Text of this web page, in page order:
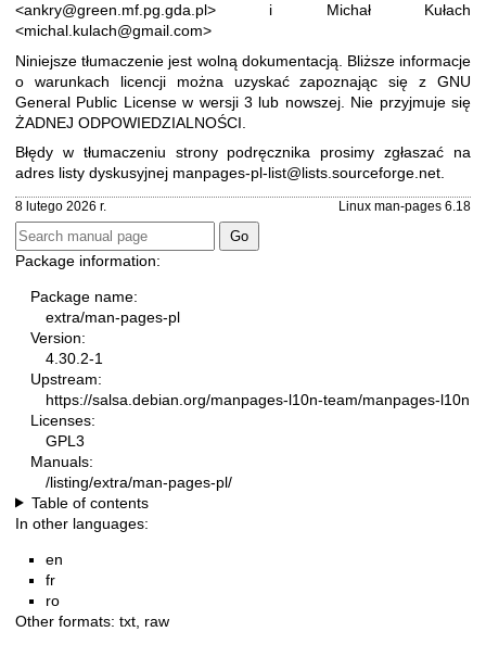
<ankry@green.mf.pg.gda.pl> i Michał Kułach
<michal.kulach@gmail.com>
Niniejsze tłumaczenie jest wolną dokumentacją. Bliższe informacje
o warunkach licencji można uzyskać zapoznając się z GNU
General Public License w wersji 3 lub nowszej. Nie przyjmuje się
ŻADNEJ ODPOWIEDZIALNOŚCI.
Błędy w tłumaczeniu strony podręcznika prosimy zgłaszać na
adres listy dyskusyjnej manpages-pl-list@lists.sourceforge.net
8 lutego 2026 r. Linux man-pages 6.18
Package information:
Package name:
extra/man-pages-pl
Version:
4.30.2-1
Upstream:
https://salsa.debian.org/manpages-l10n-team/manpages-l10n
Licenses:
GPL3
Manuals:
/listing/extra/man-pages-pl/
Table of contents
In other languages:
en
fr
ro
Other formats: txt raw